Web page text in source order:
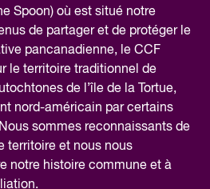
Spoon) où est situé notre
de partager et de protéger le
pancanadienne, le CCF
le territoire traditionnel de
de l’île de la Tortue,
nord-américain par certains
sommes reconnaissants de
territoire et nous nous
notre histoire commune et à